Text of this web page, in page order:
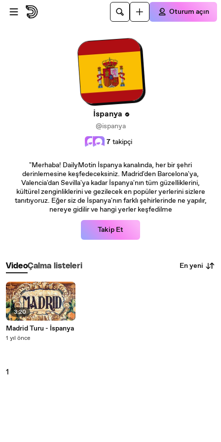
Ana içeriğe atla
Oturum açın
İspanya
@ispanya
7 takipçi
"Merhaba! DailyMotin İspanya kanalında, her bir şehri
derinlemesine keşfedeceksiniz. Madrid'den Barcelona'ya,
Valencia'dan Sevilla'ya kadar İspanya'nın tüm güzelliklerini,
kültürel zenginliklerini ve gezilecek en popüler yerlerini sizlere
tanıtıyoruz. Eğer siz de İspanya'nın farklı şehirlerinde ne yapılır,
nereye gidilir ve hangi yerler keşfedilme
Takip Et
VideoÇalma listeleri En yeni
3:20
Madrid Turu - İspanya
1 yıl önce
1